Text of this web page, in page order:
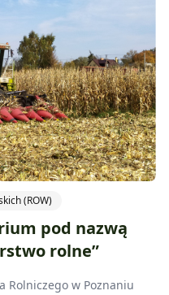
lub ich produktami.
(ROW)
pod nazwą
rolne”
Rolniczego w Poznaniu